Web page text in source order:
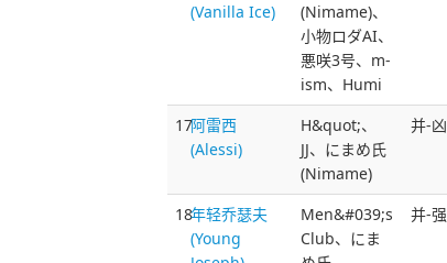
(Vanilla Ice)
(Nimame)、
小物ロダAI、
悪咲3号、m-
ism、Humi
17阿雷西
(Alessi)
H&quot;、
JJ、にまめ氏
(Nimame)
并-凶
18年轻乔瑟夫
(Young
Men&#039;s
Club、にま
并-强